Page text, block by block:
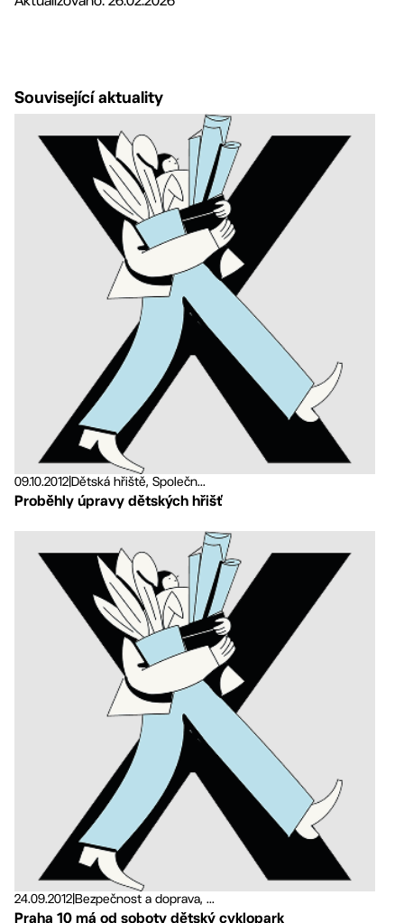
Související aktuality
09.10.2012Dětská hřiště, Společn...
Proběhly úpravy dětských hřišť
24.09.2012|Bezpečnost a doprava, ...
Praha 10 má od soboty dětský cyklopark